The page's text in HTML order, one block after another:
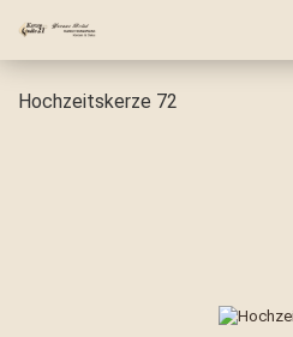
Hochzeitskerze 72